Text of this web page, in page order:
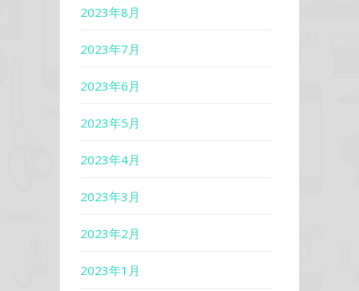
2023年8月
2023年7月
2023年6月
2023年5月
2023年4月
2023年3月
2023年2月
2023年1月